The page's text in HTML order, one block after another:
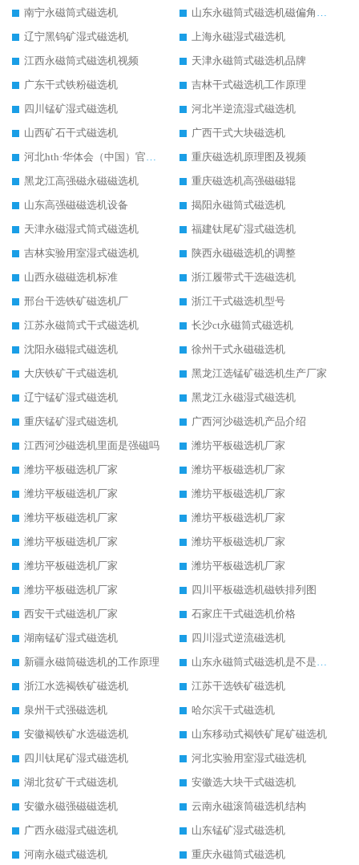
南宁永磁筒式磁选机
山东永磁筒式磁选机磁偏角怎么调整
辽宁黑钨矿湿式磁选机
上海永磁湿式磁选机
江西永磁筒式磁选机视频
天津永磁筒式磁选机品牌
广东干式铁粉磁选机
吉林干式磁选机工作原理
四川锰矿湿式磁选机
河北半逆流湿式磁选机
山西矿石干式磁选机
广西干式大块磁选机
河北hth·华体会（中国）官方网站-hth.com 工作视频
重庆磁选机原理图及视频
黑龙江高强磁永磁磁选机
重庆磁选机高强磁磁辊
山东高强磁磁选机设备
揭阳永磁筒式磁选机
天津永磁湿式筒式磁选机
福建钛尾矿湿式磁选机
吉林实验用室湿式磁选机
陕西永磁磁选机的调整
山西永磁磁选机标准
浙江履带式干选磁选机
邢台干选铁矿磁选机厂
浙江干式磁选机型号
江苏永磁筒式干式磁选机
长沙ct永磁筒式磁选机
沈阳永磁辊式磁选机
徐州干式永磁磁选机
大庆铁矿干式磁选机
黑龙江选锰矿磁选机生产厂家
辽宁锰矿湿式磁选机
黑龙江永磁湿式磁选机
重庆锰矿湿式磁选机
广西河沙磁选机产品介绍
江西河沙磁选机里面是强磁吗
潍坊平板磁选机厂家
潍坊平板磁选机厂家
潍坊平板磁选机厂家
潍坊平板磁选机厂家
潍坊平板磁选机厂家
潍坊平板磁选机厂家
潍坊平板磁选机厂家
潍坊平板磁选机厂家
潍坊平板磁选机厂家
潍坊平板磁选机厂家
潍坊平板磁选机厂家
潍坊平板磁选机厂家
四川平板磁选机磁铁排列图
西安干式磁选机厂家
石家庄干式磁选机价格
湖南锰矿湿式磁选机
四川湿式逆流磁选机
新疆永磁筒磁选机的工作原理
山东永磁筒式磁选机是不是强磁
浙江水选褐铁矿磁选机
江苏干选铁矿磁选机
泉州干式强磁选机
哈尔滨干式磁选机
安徽褐铁矿水选磁选机
山东移动式褐铁矿尾矿磁选机
四川钛尾矿湿式磁选机
河北实验用室湿式磁选机
湖北贫矿干式磁选机
安徽选大块干式磁选机
安徽永磁强磁磁选机
云南永磁滚筒磁选机结构
广西永磁湿式磁选机
山东锰矿湿式磁选机
河南永磁式磁选机
重庆永磁筒式磁选机